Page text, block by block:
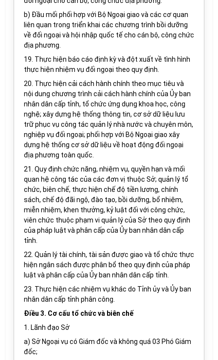
b) Đầu mối phối hợp với Bộ Ngoại giao và các cơ quan
liên quan trong triển khai các chương trình bồi dưỡng
về đối ngoại và hội nhập quốc tế cho cán bộ, công chức
địa phương.
19. Thực hiện báo cáo định kỳ và đột xuất về tình hình
thực hiện nhiệm vụ đối ngoại theo quy định.
20. Thực hiện cải cách hành chính theo mục tiêu và
nội dung chương trình cải cách hành chính của Ủy ban
nhân dân cấp tỉnh, tổ chức ứng dụng khoa học, công
nghệ; xây dựng hệ thống thông tin, cơ sở dữ liệu lưu
trữ phục vụ công tác quản lý nhà nước và chuyên môn,
nghiệp vụ đối ngoại; phối hợp với Bộ Ngoại giao xây
dựng hệ thống cơ sở dữ liệu về hoạt động đối ngoại
địa phương toàn quốc.
21. Quy định chức năng, nhiệm vụ, quyền hạn và mối
quan hệ công tác của các đơn vị thuộc Sở; quản lý tổ
chức, biên chế, thực hiện chế độ tiền lương, chính
sách, chế độ đãi ngộ, đào tạo, bồi dưỡng, bổ nhiệm,
miễn nhiệm, khen thưởng, kỷ luật đối với công chức,
viên chức thuộc phạm vi quản lý của Sở theo quy định
của pháp luật và phân cấp của Ủy ban nhân dân cấp
tỉnh.
22. Quản lý tài chính, tài sản được giao và tổ chức thực
hiện ngân sách được phân bổ theo quy định của pháp
luật và phân cấp của Ủy ban nhân dân cấp tỉnh.
23. Thực hiện các nhiệm vụ khác do Tỉnh ủy và Ủy ban
nhân dân cấp tỉnh phân công.
Điều 3. Cơ cấu tổ chức và biên chế
1. Lãnh đạo Sở
a) Sở Ngoại vụ có Giám đốc và không quá 03 Phó Giám
đốc;